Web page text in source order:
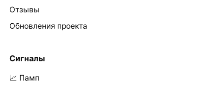
Отзывы
Обновления проекта
Сигналы
📈 Памп